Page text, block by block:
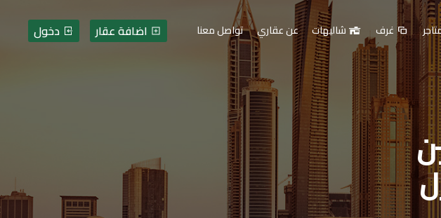
تأجير عقارات - فلسطين - قطاع
دخول اضافة عقار غرف شاليهات عن عقاري تواصل معنا